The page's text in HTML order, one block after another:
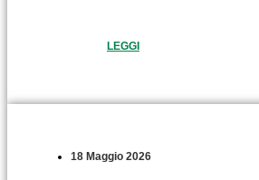
LEGGI
18 Maggio 2026